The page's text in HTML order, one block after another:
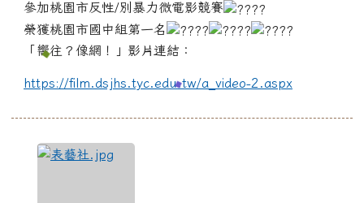
參加桃園市反性/別暴力微電影競賽
榮獲桃園市國中組第一名
「嚮往？像網！」影片連結：
https://film.dsjhs.tyc.edu.tw/a_video-2.aspx